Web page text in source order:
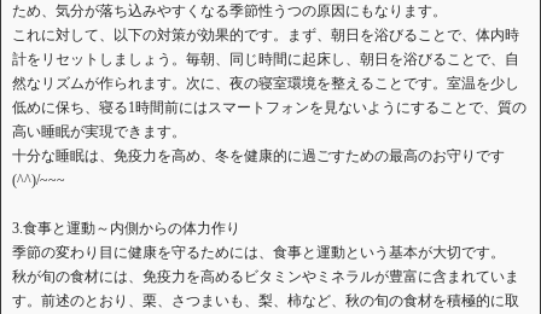
ため、気分が落ち込みやすくなる季節性うつの原因にもなります。
これに対して、以下の対策が効果的です。まず、朝日を浴びることで、体内時
計をリセットしましょう。毎朝、同じ時間に起床し、朝日を浴びることで、自
然なリズムが作られます。次に、夜の寝室環境を整えることです。室温を少し
低めに保ち、寝る1時間前にはスマートフォンを見ないようにすることで、質の
高い睡眠が実現できます。
十分な睡眠は、免疫力を高め、冬を健康的に過ごすための最高のお守りです
(^^)/~~~
3.食事と運動～内側からの体力作り
季節の変わり目に健康を守るためには、食事と運動という基本が大切です。
秋が旬の食材には、免疫力を高めるビタミンやミネラルが豊富に含まれていま
す。前述のとおり、栗、さつまいも、梨、柿など、秋の旬の食材を積極的に取